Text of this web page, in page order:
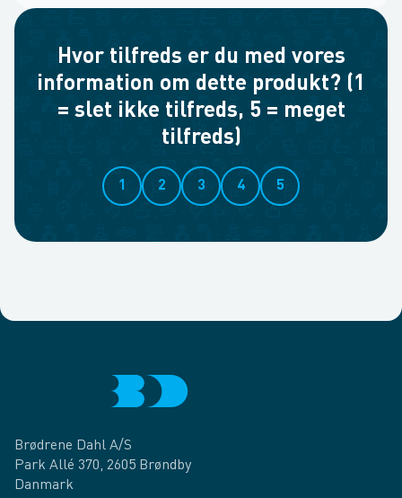
Hvor tilfreds er du med vores
information om dette produkt? (1
= slet ikke tilfreds, 5 = meget
tilfreds)
1 2 3 4 5
Brødrene Dahl A/S
Park Allé 370, 2605 Brøndby
Danmark